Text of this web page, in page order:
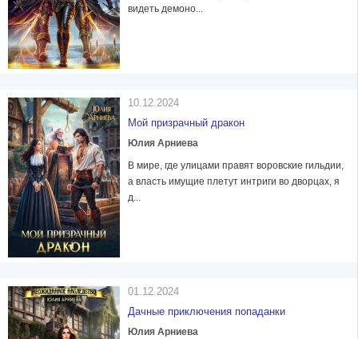
видеть демоно...
10.12.2024
Мой призрачный дракон
Юлия Арниева
В мире, где улицами правят воровские гильдии,
а власть имущие плетут интриги во дворцах, я
д...
01.12.2024
Дачные приключения попаданки
Юлия Арниева